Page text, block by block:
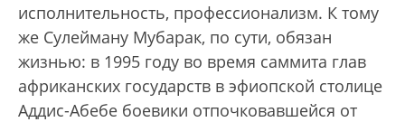
исполнительность, профессионализм. К тому
же Сулейману Мубарак, по сути, обязан
жизнью: в 1995 году во время саммита глав
африканских государств в эфиопской столице
Аддис-Абебе боевики отпочковавшейся от